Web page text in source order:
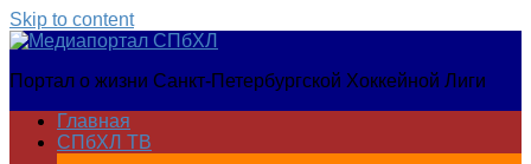
Skip to content
Медиапортал
Портал о жизни Санкт-Петербургской Хоккейной Лиги
Главная
СПбХЛ ТВ